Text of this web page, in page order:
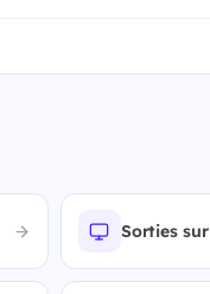
Sorties sur